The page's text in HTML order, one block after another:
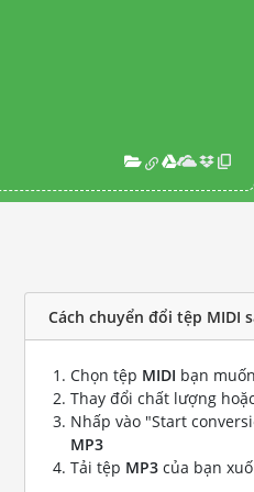
Cách chuyển đổi tệp MIDI
Chọn tệp MIDI bạn
Thay đổi chất lượng
Nhấp vào "Start
MP3
Tải tệp MP3 của bạn